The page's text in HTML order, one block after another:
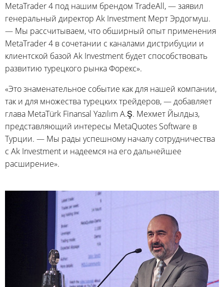
MetaTrader 4 под нашим брендом TradeAll, — заявил
генеральный директор Ak Investment Мерт Эрдогмуш.
— Мы рассчитываем, что обширный опыт применения
MetaTrader 4 в сочетании с каналами дистрибуции и
клиентской базой Ak Investment будет способствовать
развитию турецкого рынка Форекс».
«Это знаменательное событие как для нашей компании,
так и для множества турецких трейдеров, — добавляет
глава MetaTürk Finansal Yazılım A.Ş. Мехмет Йылдыз,
представляющий интересы MetaQuotes Software в
Турции. — Мы рады успешному началу сотрудничества
с Ak Investment и надеемся на его дальнейшее
расширение».